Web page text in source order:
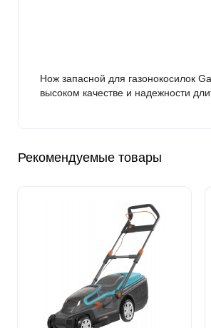
Нож запасной для газонокосилок
высоком качестве и надежности
Рекомендуемые товары